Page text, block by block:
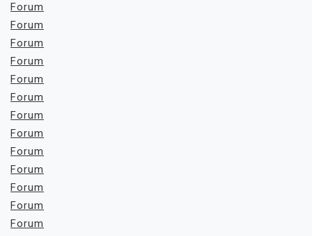
Forum
Forum
Forum
Forum
Forum
Forum
Forum
Forum
Forum
Forum
Forum
Forum
Forum